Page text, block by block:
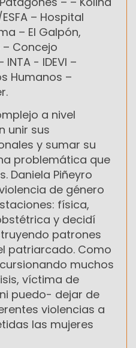
ESFA – Hospital
– El Galpón,
– Concejo
- IDEVI –
Humanos –
a nivel
unir sus
y sumar su
problemática que
Daniela Piñeyro
de género
física,
y decidí
patrones
patriarcado. Como
muchos
víctima de
puedo- dejar de
violencias a
las mujeres